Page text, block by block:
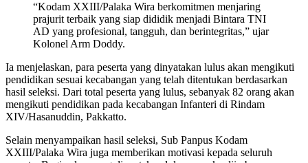
“Kodam XXIII/Palaka Wira berkomitmen menjaring
prajurit terbaik yang siap dididik menjadi Bintara TNI
AD yang profesional, tangguh, dan berintegritas,” ujar
Kolonel Arm Doddy.
Ia menjelaskan, para peserta yang dinyatakan lulus akan mengikuti
pendidikan sesuai kecabangan yang telah ditentukan berdasarkan
hasil seleksi. Dari total peserta yang lulus, sebanyak 82 orang akan
mengikuti pendidikan pada kecabangan Infanteri di Rindam
XIV/Hasanuddin, Pakkatto.
Selain menyampaikan hasil seleksi, Sub Panpus Kodam
XXIII/Palaka Wira juga memberikan motivasi kepada seluruh